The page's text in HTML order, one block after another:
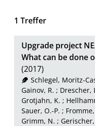
1 Treffer
Upgrade project
What can be done
(2017)
Schlegel, Moritz-
Gainov, R. ; Drescher,
Grotjahn, K. ;
Sauer, O.-P. ;
Grimm, N. ;